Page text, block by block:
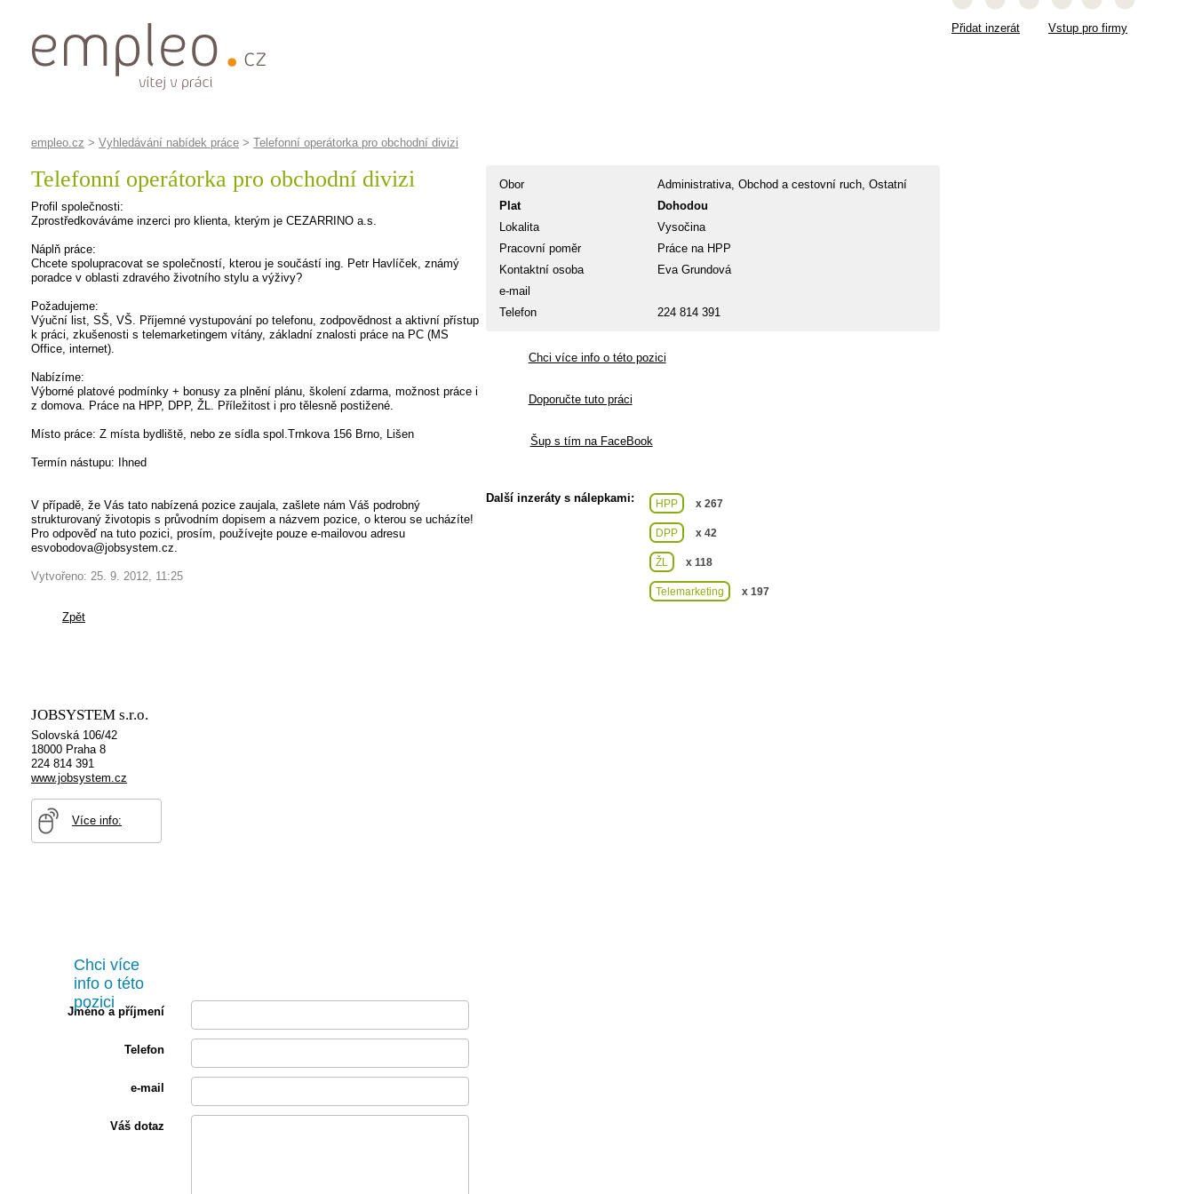
Přidat inzerát Vstup pro firmy
empleo.cz > Vyhledávání nabídek práce > Telefonní operátorka pro obchodní divizi
Telefonní operátorka pro obchodní divizi
Profil společnosti:
Zprostředkováváme inzerci pro klienta, kterým je CEZARRINO a.s.
Náplň práce:
Chcete spolupracovat se společností, kterou je součástí ing. Petr Havlíček, známý
poradce v oblasti zdravého životního stylu a výživy?
Požadujeme:
Výuční list, SŠ, VŠ. Příjemné vystupování po telefonu, zodpovědnost a aktivní přístup
k práci, zkušenosti s telemarketingem vítány, základní znalosti práce na PC (MS
Office, internet).
Nabízíme:
Výborné platové podmínky + bonusy za plnění plánu, školení zdarma, možnost práce i
z domova. Práce na HPP, DPP, ŽL. Příležitost i pro tělesně postižené.
Místo práce: Z místa bydliště, nebo ze sídla spol.Trnkova 156 Brno, Lišen
Termín nástupu: Ihned
V případě, že Vás tato nabízená pozice zaujala, zašlete nám Váš podrobný
strukturovaný životopis s průvodním dopisem a názvem pozice, o kterou se ucházíte!
Pro odpověď na tuto pozici, prosím, používejte pouze e-mailovou adresu
esvobodova@jobsystem.cz.
Vytvořeno: 25. 9. 2012, 11:25
Zpět
JOBSYSTEM s.r.o.
Solovská 106/42
18000 Praha 8
224 814 391
www.jobsystem.cz
Více info:
Chci více
info o této
pozici
Jméno a příjmení
Telefon
e-mail
Váš dotaz
Obor Administrativa,Obchod a cestovní ruch,Ostatní
Plat
Dohodou
Lokalita
Vysočina
Pracovní poměr
Práce na HPP
Kontaktní osoba
Eva Grundová
e-mail
Telefon
224 814 391
Chci více info o této pozici
Doporučte tuto práci
Šup s tím na FaceBook
Další inzeráty s nálepkami: HPP x 267
DPP x 42
ŽL x 118
Telemarketing x 197